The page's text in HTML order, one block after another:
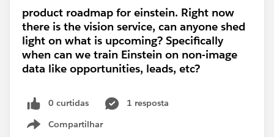
product roadmap for einstein. Right now
there is the vision service, can anyone shed
light on what is upcoming? Specifically
when can we train Einstein on non-image
data like opportunities, leads, etc?
0 curtidas
1 resposta
Compartilhar
Show menu